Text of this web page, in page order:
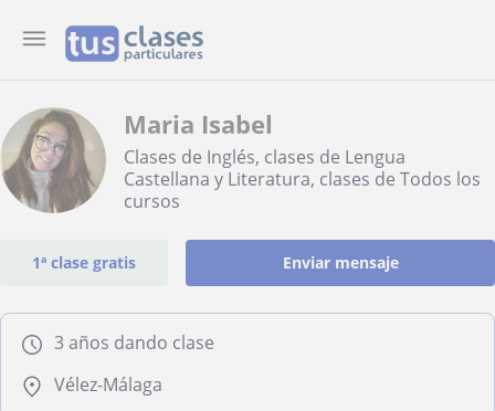
Maria Isabel
Clases de Inglés, clases de Lengua
Castellana y Literatura, clases de Todos los
cursos
1ª clase gratis Enviar mensaje
3 años dando clase
Vélez-Málaga